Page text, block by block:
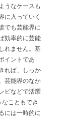
うなケースも
に入っていく
でも芸能界に
効率的に芸能
れません。基
イントであ
れば、しっか
芸能界のなか
ビなどで活躍
こともでき
には一時的に